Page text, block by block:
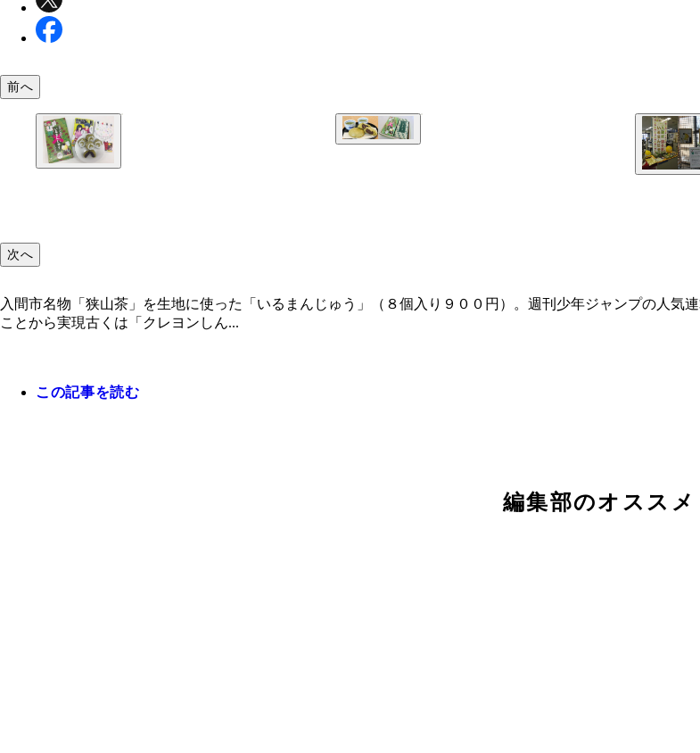
商品化のもとになった「いるまのまんじゅう」（左・１個１５０円）も現在でも販売中。「い
前へ
次へ
入間市名物「狭山茶」を生地に使った「いるまんじゅう」（８個入り９００円）。週刊少年ジャンプの人
ことから実現古くは「クレヨンしん...
この記事を読む
編集部のオススメ